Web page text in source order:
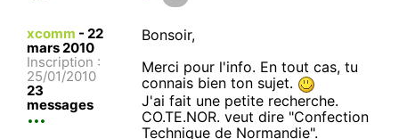
xcomm - 22
mars 2010
Inscription :
25/01/2010
23
messages
Bonsoir,
Merci pour l'info. En tout cas, tu
connais bien ton sujet.
J'ai fait une petite recherche.
CO.TE.NOR. veut dire "Confection
Technique de Normandie".